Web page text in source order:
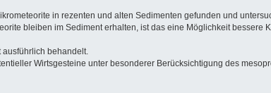
in rezenten und alten Sedimenten gefunden und
bleiben im Sediment erhalten, ist das eine Möglichkeit bessere
ausführlich behandelt.
Wirtsgesteine unter besonderer Berücksichtigung des